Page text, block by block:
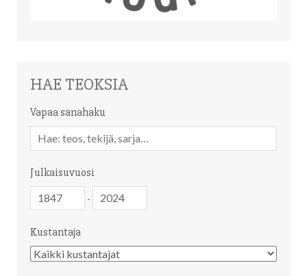
HAE TEOKSIA
Vapaa sanahaku
sanahaku
Julkaisuvuosi
-
Kustantaja
Kustantaja